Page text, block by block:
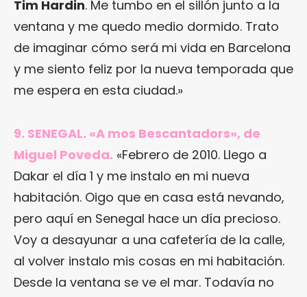
Tim Hardin. Me tumbo en el sillón junto a la
ventana y me quedo medio dormido. Trato
de imaginar cómo será mi vida en Barcelona
y me siento feliz por la nueva temporada que
me espera en esta ciudad.»
9. SENEGAL. «A mos Bescantadors», de
Miguel Poveda. «Febrero de 2010. Llego a
Dakar el día 1 y me instalo en mi nueva
habitación. Oigo que en casa está nevando,
pero aquí en Senegal hace un día precioso.
Voy a desayunar a una cafetería de la calle,
al volver instalo mis cosas en mi habitación.
Desde la ventana se ve el mar. Todavía no